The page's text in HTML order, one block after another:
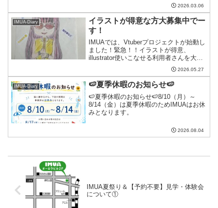
季節ですね☺👇ぜひご覧ください♪＃
IMUA仙台就労B型＃バズりたい＃音...
2026.03.06
IMUA-Diary
イラストが得意な方大募集中でー
す！
IMUAでは、Vtuberプロジェクトが始動し
ました！緊急！！イラストが得意、
illustrator使いこなせる利用者さんを大募
集中です🍀一緒にVtuber関連のお仕事を
しませんか？あなたの描いたイラストが
IMUAのVtuberの素材として...
2026.05.27
IMUA-Diary 🍉夏季休暇のお知らせ🍉
🍉夏季休暇のお知らせ🍉8/10（月）～
8/14（金）は夏季休暇のためIMUAはお休
みとなります。
2026.08.04
IMUA夏祭り＆【予約不要】見学・体験会
について①